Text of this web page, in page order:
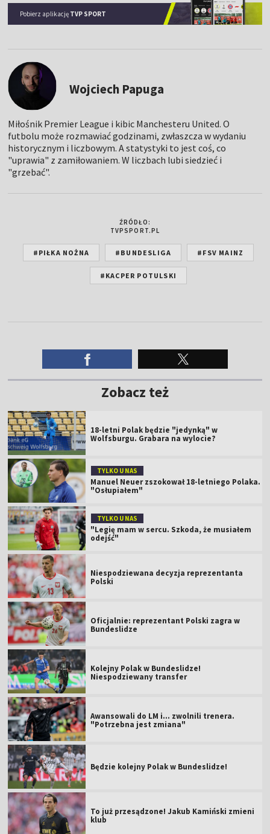
Pobierz aplikację TVP SPORT
Wojciech Papuga
Miłośnik Premier League i kibic Manchesteru United. O
futbolu może rozmawiać godzinami, zwłaszcza w wydaniu
historycznym i liczbowym. A statystyki to jest coś, co
"uprawia" z zamiłowaniem. W liczbach lubi siedzieć i
"grzebać".
ŹRÓDŁO:
TVPSPORT.PL
#PIŁKA NOŻNA #BUNDESLIGA #FSV MAINZ
#KACPER POTULSKI
Zobacz też
18-letni Polak będzie "jedynką" w
Wolfsburgu. Grabara na wylocie?
TYLKO U NAS
Manuel Neuer zszokował 18-letniego Polaka.
"Osłupiałem"
TYLKO U NAS
"Legię mam w sercu. Szkoda, że musiałem
odejść"
Niespodziewana decyzja reprezentanta
Polski
Oficjalnie: reprezentant Polski zagra w
Bundeslidze
Kolejny Polak w Bundeslidze!
Niespodziewany transfer
Awansowali do LM i... zwolnili trenera.
"Potrzebna jest zmiana"
Będzie kolejny Polak w Bundeslidze!
To już przesądzone! Jakub Kamiński zmieni
klub